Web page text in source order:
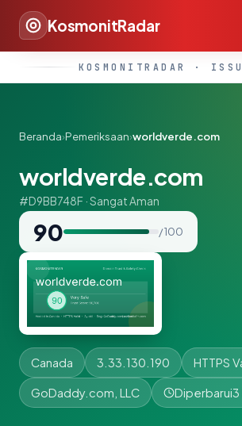
KosmonitRadar
KOSMONITRADAR ·
Beranda›Pemeriksaan›worldverde.com
worldverde.com
#D9BB748F · Sangat Aman
90 / 100
Canada 3.33.130.190 HTTPS
GoDaddy.com, LLC Diperbarui3